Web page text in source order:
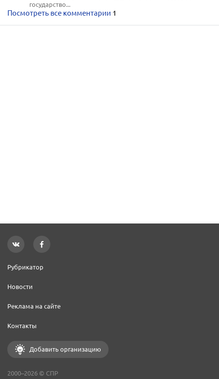
государство...
Посмотреть все комментарии 1
Рубрикатор
Новости
Реклама на сайте
Контакты
Добавить организацию
2000–2026 © СПР